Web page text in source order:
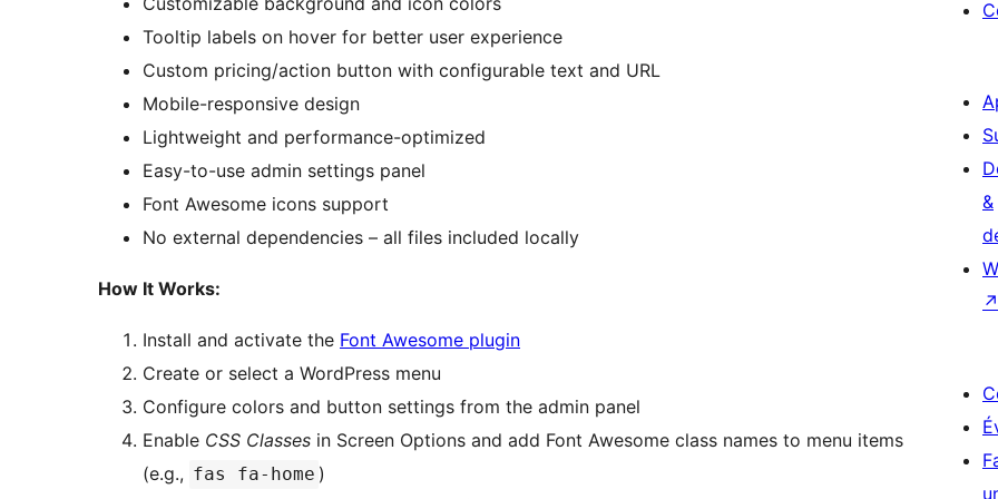
Tooltip labels on hover for better user experience
Custom pricing/action button with configurable text and URL
Mobile-responsive design
Lightweight and performance-optimized
Easy-to-use admin settings panel
Font Awesome icons support
No external dependencies – all files included locally
How It Works:
Install and activate the Font Awesome plugin
Create or select a WordPress menu
Configure colors and button settings from the admin panel
Enable CSS Classes in Screen Options and add Font Awesome class names to menu items
(e.g., fas fa-home )
&
↗